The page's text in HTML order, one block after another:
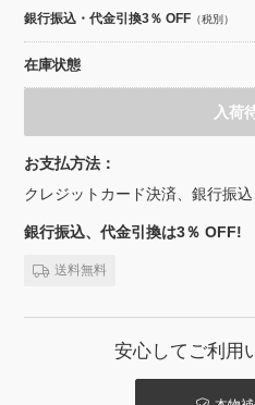
銀行振込・代金引換3％ OFF （税別）
在庫状態
入荷
お支払方法：
クレジットカード決済、銀行振
銀行振込、代金引換は3％ OFF!
送料無料
安心してご利用